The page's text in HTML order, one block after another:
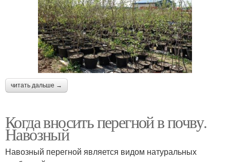
читать дальше →
Когда вносить перегной в почву.
Навозный
Навозный перегной является видом натуральных